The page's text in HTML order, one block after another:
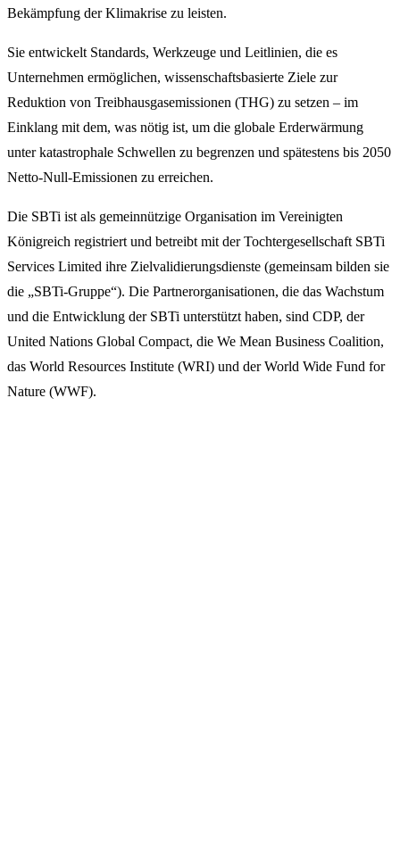
Bekämpfung der Klimakrise zu leisten.
Sie entwickelt Standards, Werkzeuge und Leitlinien, die es
Unternehmen ermöglichen, wissenschaftsbasierte Ziele zur
Reduktion von Treibhausgasemissionen (THG) zu setzen – im
Einklang mit dem, was nötig ist, um die globale Erderwärmung
unter katastrophale Schwellen zu begrenzen und spätestens bis 2050
Netto-Null-Emissionen zu erreichen.
Die SBTi ist als gemeinnützige Organisation im Vereinigten
Königreich registriert und betreibt mit der Tochtergesellschaft SBTi
Services Limited ihre Zielvalidierungsdienste (gemeinsam bilden sie
die „SBTi-Gruppe“). Die Partnerorganisationen, die das Wachstum
und die Entwicklung der SBTi unterstützt haben, sind CDP, der
United Nations Global Compact, die We Mean Business Coalition,
das World Resources Institute (WRI) und der World Wide Fund for
Nature (WWF).